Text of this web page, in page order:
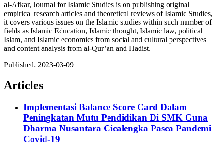
al-Afkar, Journal for Islamic Studies is on publishing original
empirical research articles and theoretical reviews of Islamic Studies,
it covers various issues on the Islamic studies within such number of
fields as Islamic Education, Islamic thought, Islamic law, political
Islam, and Islamic economics from social and cultural perspectives
and content analysis from al-Qur’an and Hadist.
Published: 2023-03-09
Articles
Implementasi Balance Score Card Dalam
Peningkatan Mutu Pendidikan Di SMK Guna
Dharma Nusantara Cicalengka Pasca Pandemi
Covid-19